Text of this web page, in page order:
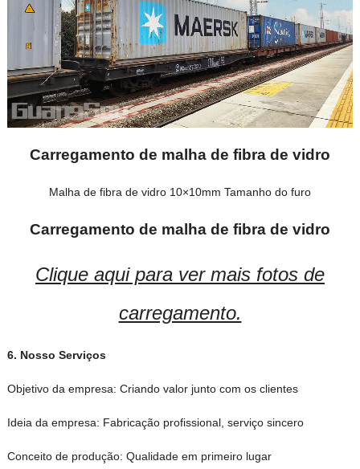
Carregamento de malha de fibra de vidro
Malha de fibra de vidro 10×10mm Tamanho do furo
Carregamento de malha de fibra de vidro
Clique aqui para ver mais fotos de
carregamento.
6. Nosso Serviços
Objetivo da empresa: Criando valor junto com os clientes
Ideia da empresa: Fabricação profissional, serviço sincero
Conceito de produção: Qualidade em primeiro lugar